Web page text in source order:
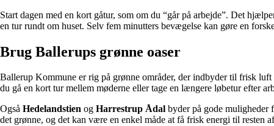
Start dagen med en kort gåtur, som om du “går på arbejde”. Det
en tur rundt om huset. Selv fem minutters bevægelse kan gøre en
Brug Ballerups grønne oaser
Ballerup Kommune er rig på grønne områder, der indbyder til frisk
du gå en kort tur mellem møderne eller tage en længere løbetur efter
Også Hedelandstien og Harrestrup Ådal byder på gode muligheder
det grønne, og det kan være en enkel måde at få frisk energi til resten